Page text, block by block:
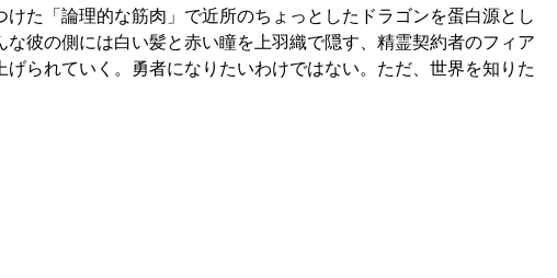
た「論理的な筋肉」で近所のちょっとしたドラゴンを蛋白源とし
彼の側には白い髪と赤い瞳を上羽織で隠す、精霊契約者のフィア
られていく。勇者になりたいわけではない。ただ、世界を知りた